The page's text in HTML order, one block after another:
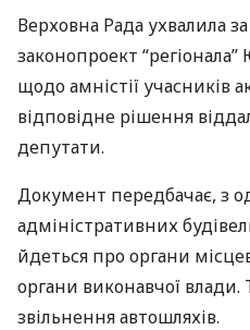
Верховна Рада ухвалила
законопроект
щодо амністії учасників
відповідне рішення
депутати.
Документ передбачає, з
адміністративних
йдеться про органи
органи виконавчої
звільнення автошляхів.